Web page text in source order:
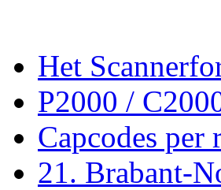
Het
P2000 /
Capcodes per
21. Brabant-